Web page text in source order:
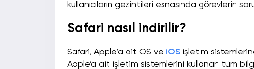
kullanıcıların gezintileri esnasında görevlerin
Safari nasıl indirilir?
Safari, Apple’a ait OS ve iOS işletim
Apple’a ait işletim sistemlerini kullanan tüm